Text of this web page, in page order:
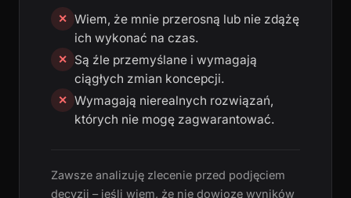
✕ Wiem, że mnie przerosną lub nie zdążę
ich wykonać na czas.
✕
Są źle przemyślane i wymagają
ciągłych zmian koncepcji.
✕ Wymagają nierealnych rozwiązań,
których nie mogę zagwarantować.
Zawsze analizuję zlecenie przed podjęciem
decyzji – jeśli wiem, że nie dowiozę wyników